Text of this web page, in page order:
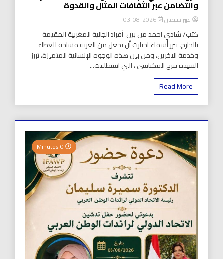
والتضامن عبر الثقافات المثال والقدوة
عبير سليمان 2026-08-03
كتب/ شادي احمد من بين أفراد الجالية المغربية المقيمة
بالخارج، تبرز أسماء اختارت أن تجعل من الغربة مساحة للعطاء
وخدمة الآخرين، ومن بين هذه الوجوه الإنسانية المتميزة، تبرز
السيدة فرح المكناسي ، التي استطاعت...
Read More